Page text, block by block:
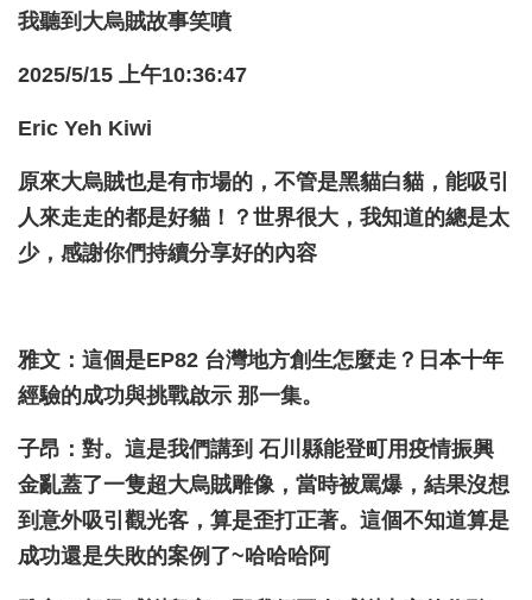
我聽到大烏賊故事笑噴
2025/5/15 上午10:36:47
Eric Yeh Kiwi
原來大烏賊也是有市場的，不管是黑貓白貓，能吸引
人來走走的都是好貓！？世界很大，我知道的總是太
少，感謝你們持續分享好的內容
雅文：這個是EP82 台灣地方創生怎麼走？日本十年
經驗的成功與挑戰啟示 那一集。
子昂：對。這是我們講到 石川縣能登町用疫情振興
金亂蓋了一隻超大烏賊雕像，當時被罵爆，結果沒想
到意外吸引觀光客，算是歪打正著。這個不知道算是
成功還是失敗的案例了~哈哈哈阿